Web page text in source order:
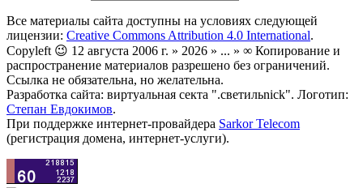
Все материалы сайта доступны на условиях следующей
лицензии: Creative Commons Attribution 4.0 International.
Copyleft 😉 12 августа 2006 г. » 2026 » ... » ∞ Копирование и
распространение материалов разрешено без ограничений.
Ссылка не обязательна, но желательна.
Разработка сайта: виртуальная секта ".светильnick". Логотип:
Степан Евдокимов.
При поддержке интернет-провайдера Sarkor Telecom
(регистрация домена, интернет-услуги).